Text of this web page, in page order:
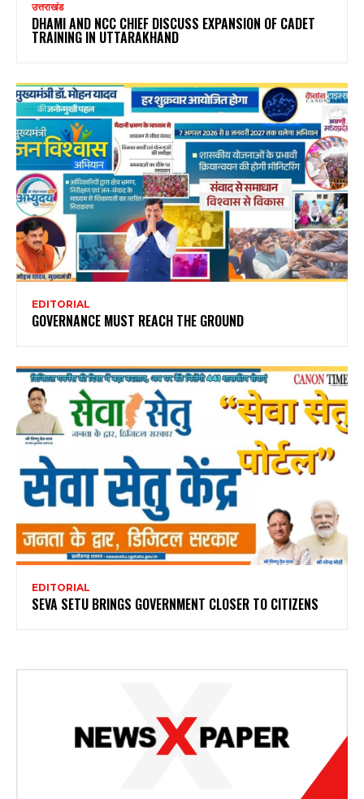
उत्तराखंड
DHAMI AND NCC CHIEF DISCUSS EXPANSION OF CADET
TRAINING IN UTTARAKHAND
EDITORIAL
GOVERNANCE MUST REACH THE GROUND
EDITORIAL
SEVA SETU BRINGS GOVERNMENT CLOSER TO CITIZENS